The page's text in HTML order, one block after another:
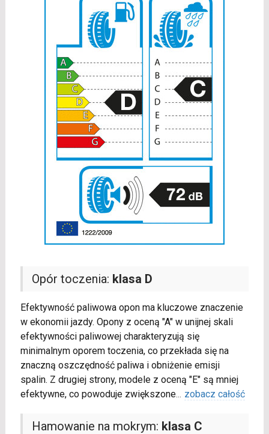
Opór toczenia: klasa D
Efektywność paliwowa opon ma kluczowe znaczenie
w ekonomii jazdy. Opony z oceną "A" w unijnej skali
efektywności paliwowej charakteryzują się
minimalnym oporem toczenia, co przekłada się na
znaczną oszczędność paliwa i obniżenie emisji
spalin. Z drugiej strony, modele z oceną "E" są mniej
efektywne, co powoduje zwiększone... zobacz całość
Hamowanie na mokrym: klasa C